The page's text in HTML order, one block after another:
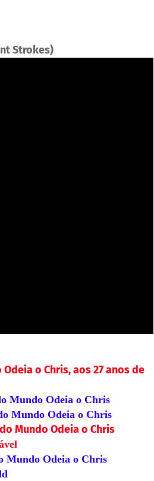
Strokes)
o Chris, aos 27 anos de
Mundo Odeia o Chris
Mundo Odeia o Chris
Mundo Odeia o Chris
Mundo Odeia o Chris